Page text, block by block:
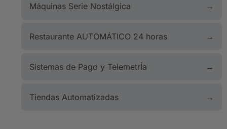
Máquinas Serie Nostálgica
Restaurante AUTOMÁTICO 24 horas
Sistemas de Pago y TelemetrÍa
Tiendas Automatizadas